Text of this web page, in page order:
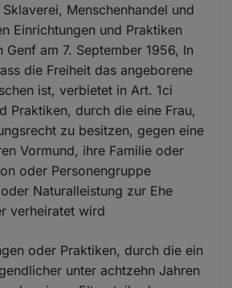
Menschenhandel und
Einrichtungen und Praktiken
Genf am 7. September 1956, In
die Freiheit das angeborene
ist, verbietet in Art. 1ci
Praktiken, durch die eine Frau,
zu besitzen, gegen eine
Vormund, ihre Familie oder
oder Personengruppe
Naturalleistung zur Ehe
verheiratet wird
oder Praktiken, durch die ein
unter achtzehn Jahren